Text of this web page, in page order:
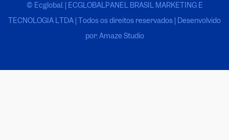
© Ecglobal. | ECGLOBALPANEL BRASIL MARKETING E
TECNOLOGIA LTDA | Todos os direitos reservados | Desenvolvido
por: Amaze Studio